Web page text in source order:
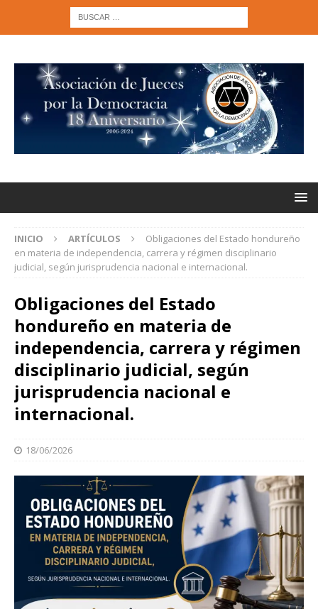
INICIO ARTÍCULOS
Obligaciones del Estado hondureño
en materia de independencia, carrera y régimen disciplinario
judicial, según jurisprudencia nacional e internacional.
Obligaciones del Estado
hondureño en materia de
independencia, carrera y régimen
disciplinario judicial, según
jurisprudencia nacional e
internacional.
18/06/2026